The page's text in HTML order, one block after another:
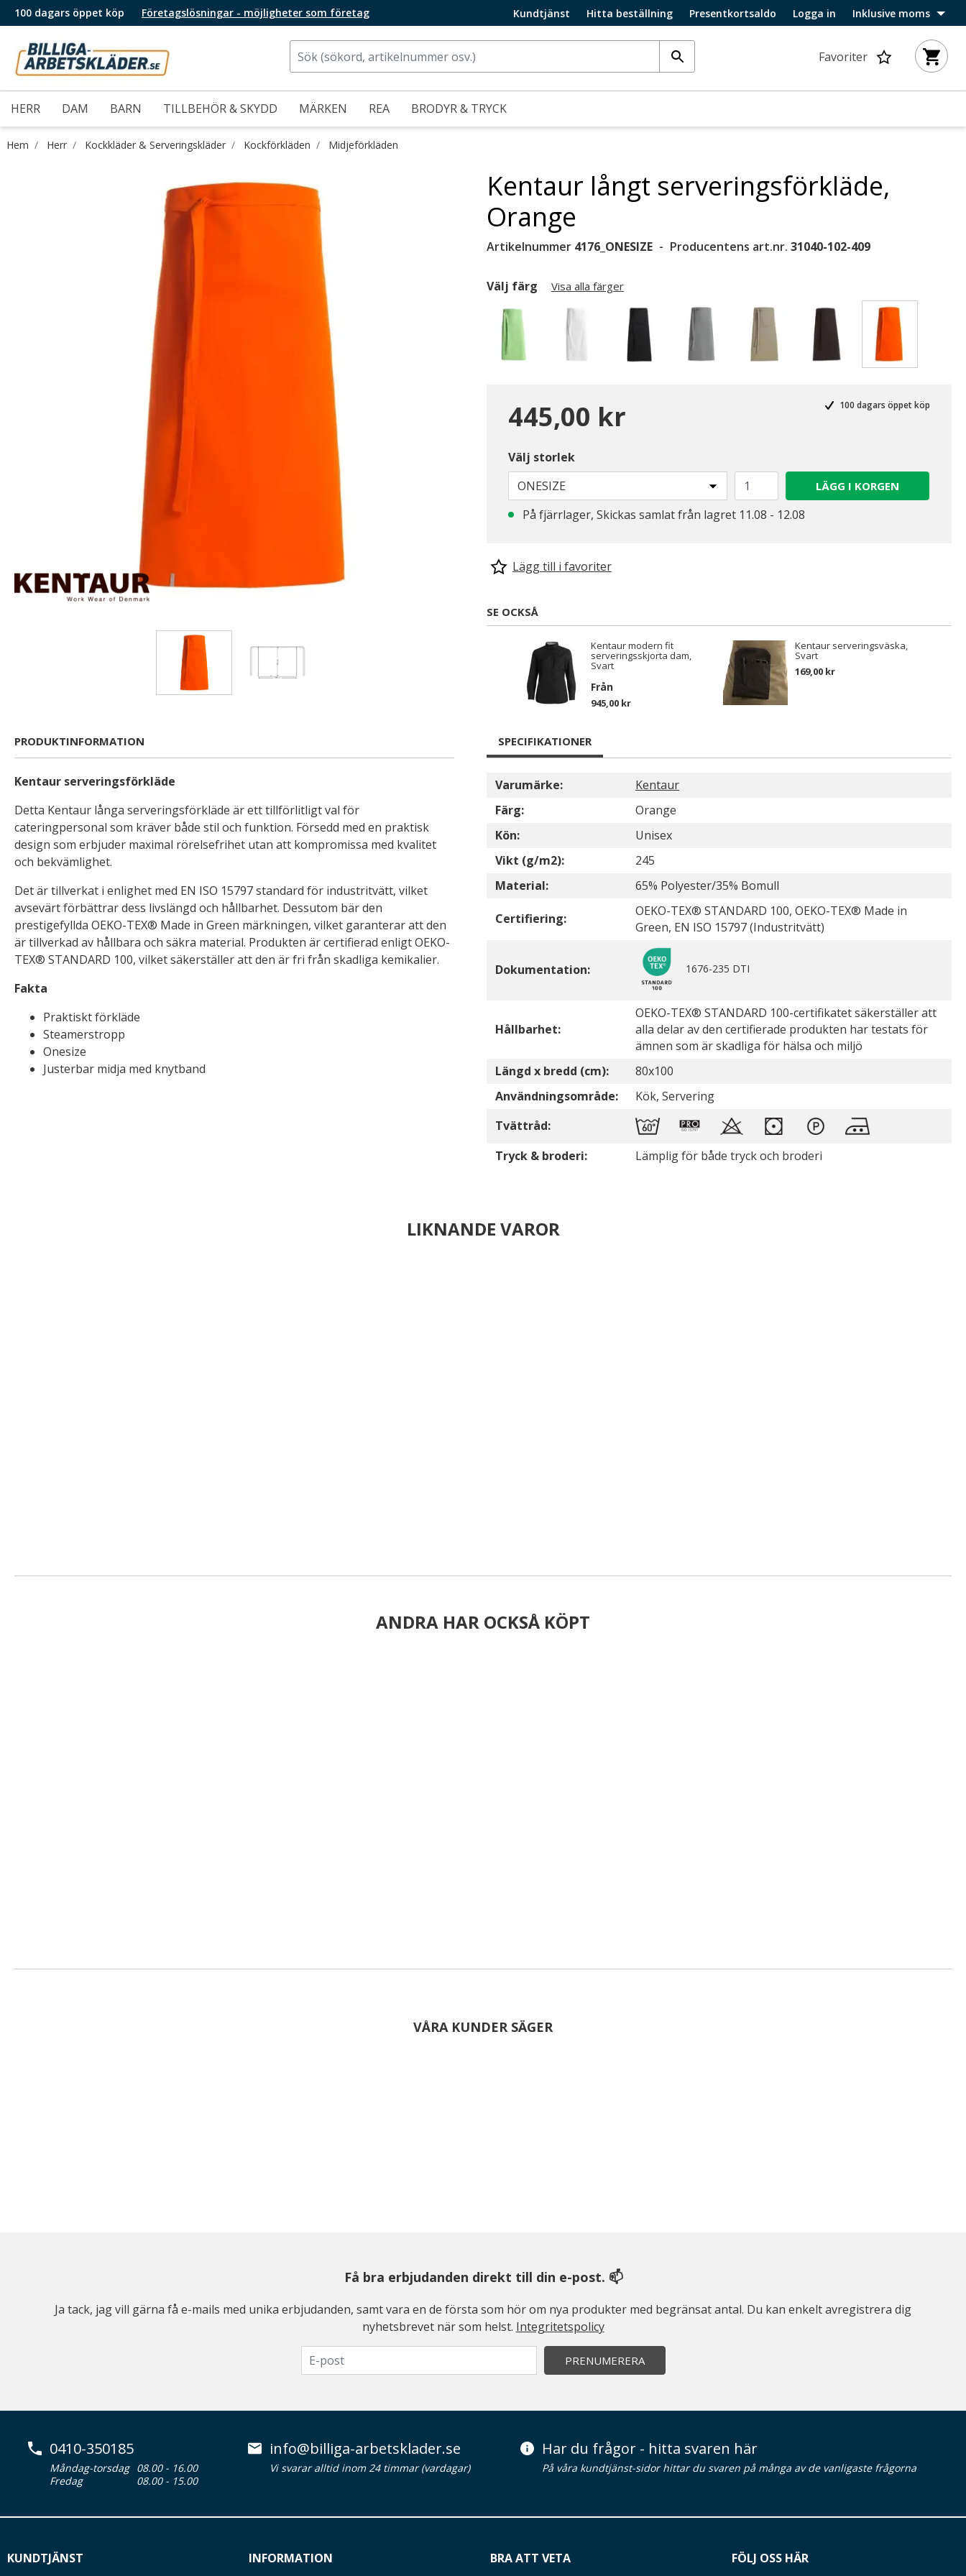
100 dagars öppet köp Företagslösningar - möjligheter som företag Kundtjänst Hitta beställning Presentkortsaldo Logga in Inklusive moms
Favoriter
HERR DAM BARN TILLBEHÖR & SKYDD MÄRKEN REA BRODYR & TRYCK
Hem Herr Kockkläder & Serveringskläder Kockförkläden Midjeförkläden
Kentaur långt serveringsförkläde,
Orange
Artikelnummer 4176_ONESIZE Producentens art.nr. 31040-102-409
Välj färg Visa alla färger
445,00 kr 100 dagars öppet köp
Välj storlek
ONESIZE
LÄGG I KORGEN
På fjärrlager, Skickas samlat från lagret 11.08 - 12.08
Lägg till i favoriter
SE OCKSÅ
Kentaur modern fit
serveringsskjorta dam,
Svart
Från
945,00 kr
Kentaur serveringsväska,
Svart
169,00 kr
PRODUKTINFORMATION
Kentaur serveringsförkläde
Detta Kentaur långa serveringsförkläde är ett tillförlitligt val för
cateringpersonal som kräver både stil och funktion. Försedd med en praktisk
design som erbjuder maximal rörelsefrihet utan att kompromissa med kvalitet
och bekvämlighet.
Det är tillverkat i enlighet med EN ISO 15797 standard för industritvätt, vilket
avsevärt förbättrar dess livslängd och hållbarhet. Dessutom bär den
prestigefyllda OEKO-TEX® Made in Green märkningen, vilket garanterar att den
är tillverkad av hållbara och säkra material. Produkten är certifierad enligt OEKO-
TEX® STANDARD 100, vilket säkerställer att den är fri från skadliga kemikalier.
Fakta
Praktiskt förkläde
Steamerstropp
Onesize
Justerbar midja med knytband
SPECIFIKATIONER
Varumärke:
Kentaur
Färg:
Orange
Kön:
Unisex
Vikt (g/m2):
245
Material:
65% Polyester/35% Bomull
Certifiering:
OEKO-TEX® STANDARD 100, OEKO-TEX® Made in
Green, EN ISO 15797 (Industritvätt)
Dokumentation: 1676-235 DTI
Hållbarhet:
OEKO-TEX® STANDARD 100-certifikatet säkerställer att
alla delar av den certifierade produkten har testats för
ämnen som är skadliga för hälsa och miljö
Längd x bredd (cm):
80x100
Användningsområde:
Kök, Servering
Tvättråd:
Tryck & broderi:
Lämplig för både tryck och broderi
LIKNANDE VAROR
ANDRA HAR OCKSÅ KÖPT
VÅRA KUNDER SÄGER
Få bra erbjudanden direkt till din e-post. 📫
Ja tack, jag vill gärna få e-mails med unika erbjudanden, samt vara en de första som hör om nya produkter med begränsat antal. Du kan enkelt avregistrera dig
nyhetsbrevet när som helst. Integritetspolicy
PRENUMERERA
0410-350185
Måndag-torsdag 08.00 - 16.00
Fredag
08.00 - 15.00
info@billiga-arbetsklader.se
Vi svarar alltid inom 24 timmar (vardagar)
Har du frågor - hitta svaren här
På våra kundtjänst-sidor hittar du svaren på många av de vanligaste frågorna
KUNDTJÄNST INFORMATION BRA ATT VETA FÖLJ OSS HÄR